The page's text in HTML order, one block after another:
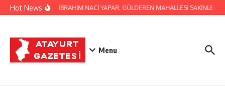
İçeriğe atla
Hot NewsBAŞKAN İBRAHİM NACİ YAPAR, GÜLDEREN MAHALLESİ
Menu